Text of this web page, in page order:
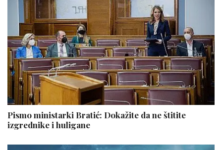
Pismo ministarki Bratić: Dokažite da ne štitite
izgrednike i huligane